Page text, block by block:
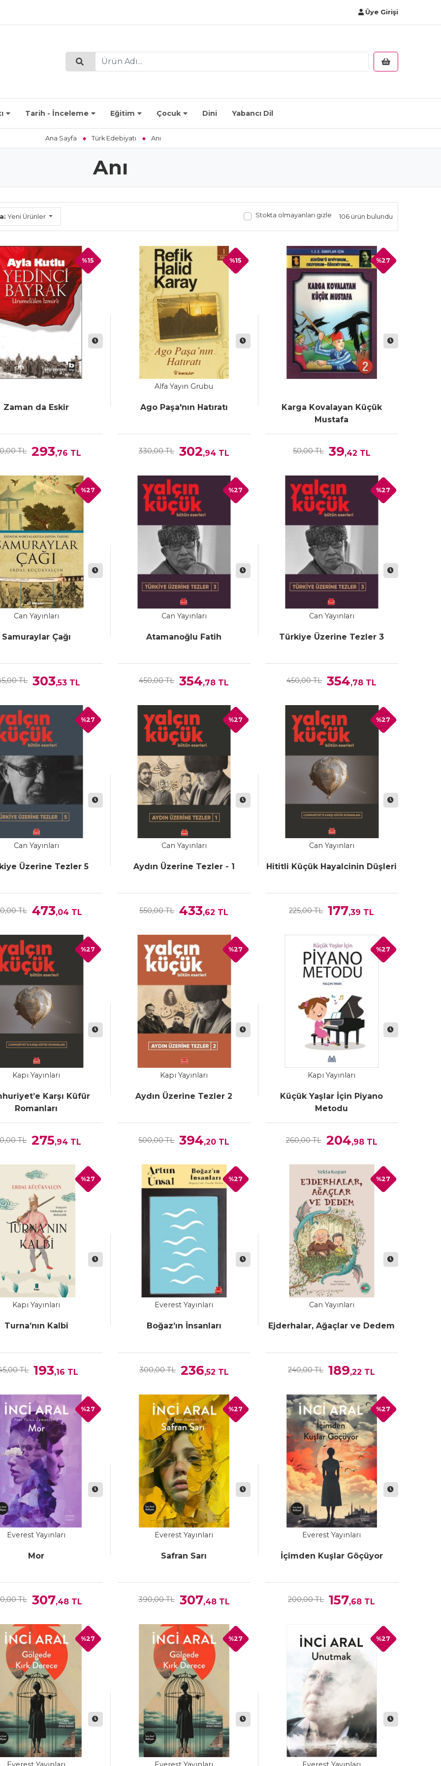
Üye Girişi
Tarih - İnceleme Eğitim Çocuk Dini Yabancı Dil
Ana Sayfa Türk Edebiyatı Anı
Anı
Yeni Ürünler Stokta olmayanları gizle 106 ürün bulundu
Zaman da Eskir
TL 293,76 TL
%15
Alfa Yayın Grubu
Ago Paşa'nın Hatıratı
330,00 TL 302,94 TL
%15
Karga Kovalayan Küçük
Mustafa
50,00 TL 39,42 TL
%27
Can Yayınları
Samuraylar Çağı
TL 303,53 TL
%27
Can Yayınları
Atamanoğlu Fatih
450,00 TL 354,78 TL
%27
Can Yayınları
Türkiye Üzerine Tezler 3
450,00 TL 354,78 TL
%27
Can Yayınları
Üzerine Tezler 5
TL 473,04TL
%27
Can Yayınları
Aydın Üzerine Tezler - 1
550,00 TL 433,62 TL
%27
Can Yayınları
Hititli Küçük Hayalcinin Düşleri
225,00 TL 177,39 TL
%27
Kapı Yayınları
Karşı Küfür
Romanları
TL 275,94 TL
%27
Kapı Yayınları
Aydın Üzerine Tezler 2
500,00 TL 394,20 TL
%27
Kapı Yayınları
Küçük Yaşlar İçin Piyano
Metodu
260,00 TL 204,98TL
%27
Kapı Yayınları
Turna’nın Kalbi
TL 193,16 TL
%27
Everest Yayınları
Boğaz’ın İnsanları
300,00 TL 236,52 TL
%27
Can Yayınları
Ejderhalar, Ağaçlar ve Dedem
240,00 TL 189,22 TL
%27
Everest Yayınları
Mor
TL 307,48TL
%27
Everest Yayınları
Safran Sarı
390,00 TL 307,48TL
%27
Everest Yayınları
İçimden Kuşlar Göçüyor
200,00 TL 157,68 TL
%27
%27 %27 %27